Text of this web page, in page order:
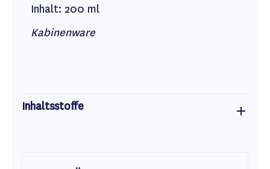
Inhalt: 200 ml
Kabinenware
Inhaltsstoffe